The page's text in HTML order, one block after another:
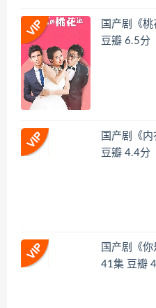
国产剧《
豆瓣 6.5分
国产剧《
豆瓣 4.4分
国产剧《
41集 豆瓣